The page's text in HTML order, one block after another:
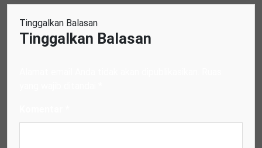
Tinggalkan Balasan
Tinggalkan Balasan